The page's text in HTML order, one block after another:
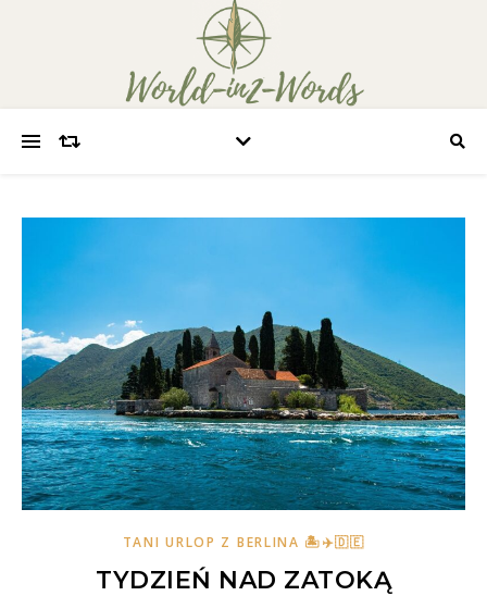
TANI URLOP Z BERLINA 🏝✈️🇩🇪
TYDZIEŃ NAD ZATOKĄ